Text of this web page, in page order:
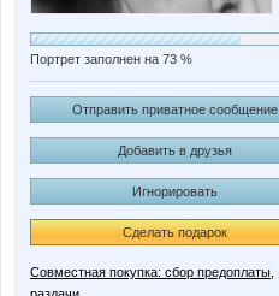
Портрет заполнен на 73 %
Отправить приватное сообщение
Добавить в друзья
Игнорировать
Сделать подарок
Совместная покупка: сбор предоплаты,